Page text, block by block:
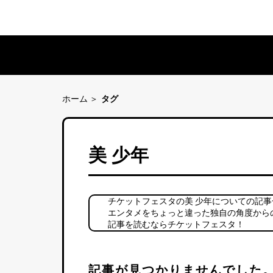
ホーム タグ
美 少年
チケットフェスタの美 少年についての記
エンタメをちょっと違った独自の角度か
記事を読むならチケットフェスタ！
記事が見つかりませんでした。